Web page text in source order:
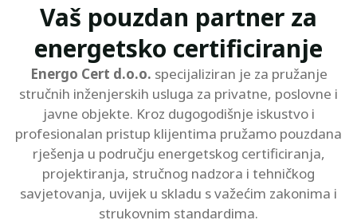
Vaš pouzdan partner za
energetsko certificiranje
Energo Cert d.o.o. specijaliziran je za pružanje
stručnih inženjerskih usluga za privatne, poslovne i
javne objekte. Kroz dugogodišnje iskustvo i
profesionalan pristup klijentima pružamo pouzdana
rješenja u području energetskog certificiranja,
projektiranja, stručnog nadzora i tehničkog
savjetovanja, uvijek u skladu s važećim zakonima i
strukovnim standardima.